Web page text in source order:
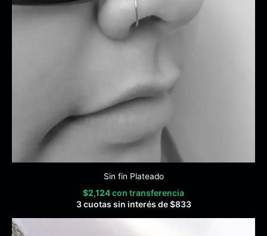
Sin fin Plateado
$2,124con transferencia
3 cuotas sin interés de$833